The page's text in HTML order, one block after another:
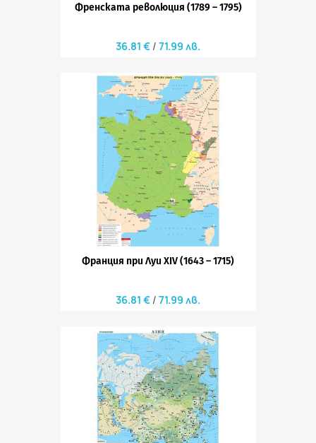
Френската революция (1789 – 1795)
36.81 € 71.99 лв.
Франция при Луи XIV (1643 – 1715)
36.81 € 71.99 лв.